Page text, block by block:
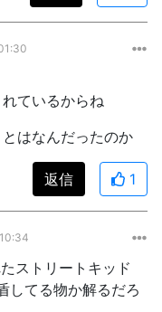
ているからね
はなんだったのか
返信 1
ストリートキッド
してる物か解るだろ